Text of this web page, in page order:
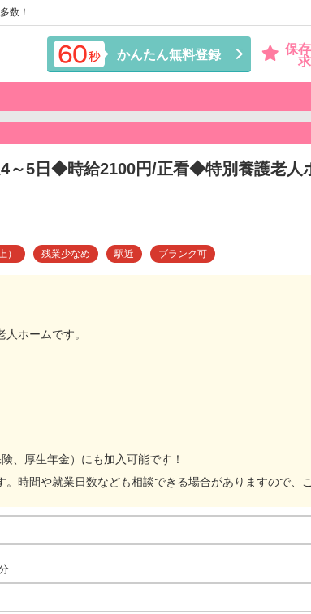
数！
かんたん無料登録
保
～5日◆時給2100円/正看◆特別養護老人
） 残業少なめ 駅近 ブランク可
ホームです。
、厚生年金）にも加入可能です！
時間や就業日数なども相談できる場合がありますので、